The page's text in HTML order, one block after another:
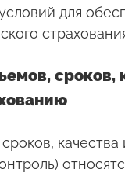
для